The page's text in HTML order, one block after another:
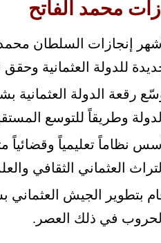
محمد الفاتح
للدولة العثمانية وحقق
رقعة الدولة العثمانية
الدولة وطريقاً للتوسع
أسس نظاماً تعليمياً
التراث العثماني الثقافي
بتطوير الجيش العثماني
الحروب في ذلك العصر.